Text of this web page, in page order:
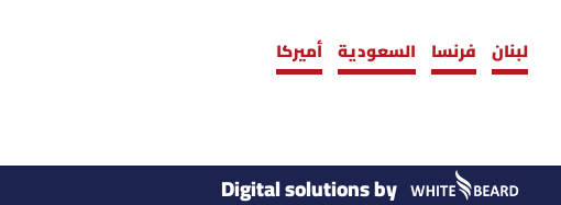
لبنان فرنسا السعودية أميركا
Digital solutions by